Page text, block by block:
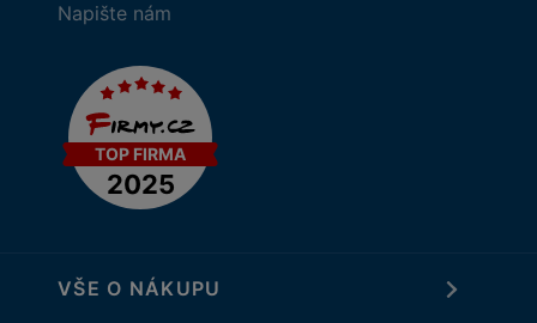
Napište nám
VŠE O NÁKUPU